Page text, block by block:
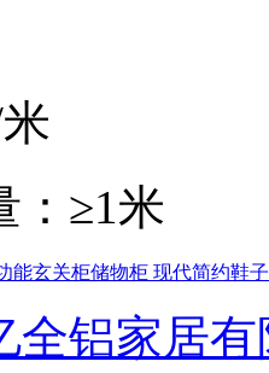
≥1米
能玄关柜储物柜 现代简约鞋
全铝家居